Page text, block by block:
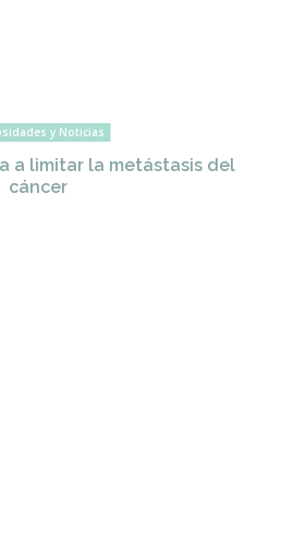
y Noticias
a limitar la metástasis del
cáncer